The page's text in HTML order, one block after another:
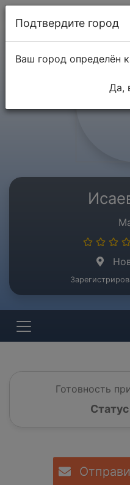
Готовность
Подтвердите город
Ваш город определён
Да,